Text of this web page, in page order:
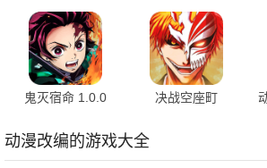
1.11.18 官方版
1.0
鬼灭宿命 1.0.0
决战空座町
动漫改编的游戏大全